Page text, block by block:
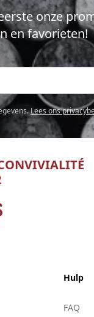
onze
en favorieten!
Lees ons
Hulp
FAQ